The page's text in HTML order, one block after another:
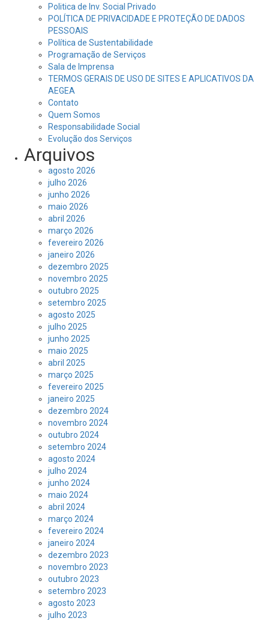
Politica de Inv. Social Privado
POLÍTICA DE PRIVACIDADE E PROTEÇÃO DE DADOS
PESSOAIS
Política de Sustentabilidade
Programação de Serviços
Sala de Imprensa
TERMOS GERAIS DE USO DE SITES E APLICATIVOS DA
AEGEA
Contato
Quem Somos
Responsabilidade Social
Evolução dos Serviços
Arquivos
agosto 2026
julho 2026
junho 2026
maio 2026
abril 2026
março 2026
fevereiro 2026
janeiro 2026
dezembro 2025
novembro 2025
outubro 2025
setembro 2025
agosto 2025
julho 2025
junho 2025
maio 2025
abril 2025
março 2025
fevereiro 2025
janeiro 2025
dezembro 2024
novembro 2024
outubro 2024
setembro 2024
agosto 2024
julho 2024
junho 2024
maio 2024
abril 2024
março 2024
fevereiro 2024
janeiro 2024
dezembro 2023
novembro 2023
outubro 2023
setembro 2023
agosto 2023
julho 2023